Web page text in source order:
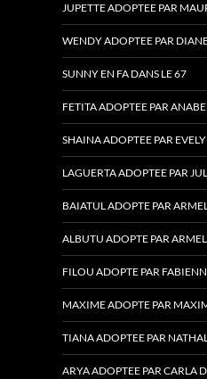
JUPETTE ADOPTEE PAR
WENDY ADOPTEE PAR
SUNNY EN FA DANS LE 67
FETITA ADOPTEE PAR
SHAINA ADOPTEE PAR
LAGUERTA ADOPTEE PAR
BAIATUL ADOPTE PAR
ALBUTU ADOPTE PAR
FILOU ADOPTE PAR
MAXIME ADOPTE PAR
TIANA ADOPTEE PAR
ARYA ADOPTEE PAR CARLA